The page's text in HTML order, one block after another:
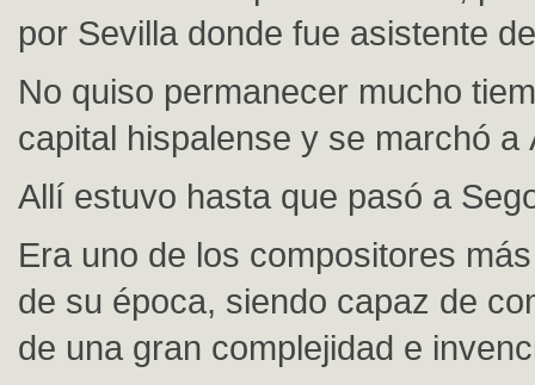
por Sevilla donde fue asistente
No quiso permanecer mucho
capital hispalense y se marchó a
Allí estuvo hasta que pasó a
Era uno de los compositores
de su época, siendo capaz de
de una gran complejidad e